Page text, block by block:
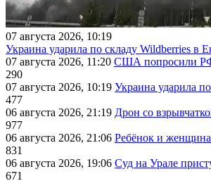
07 августа 2026, 10:19
Украина ударила по складу Wildberries в
07 августа 2026, 11:20 США попросили РФ
290
07 августа 2026, 10:19 Украина ударила
477
06 августа 2026, 21:19 Дрон со
977
06 августа 2026, 21:06 Ребёнок и
831
06 августа 2026, 19:06 Суд на Урале
671